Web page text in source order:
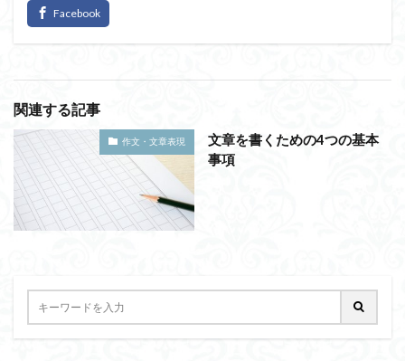
関連する記事
作文・文章表現
文章を書くための4つの基本
事項